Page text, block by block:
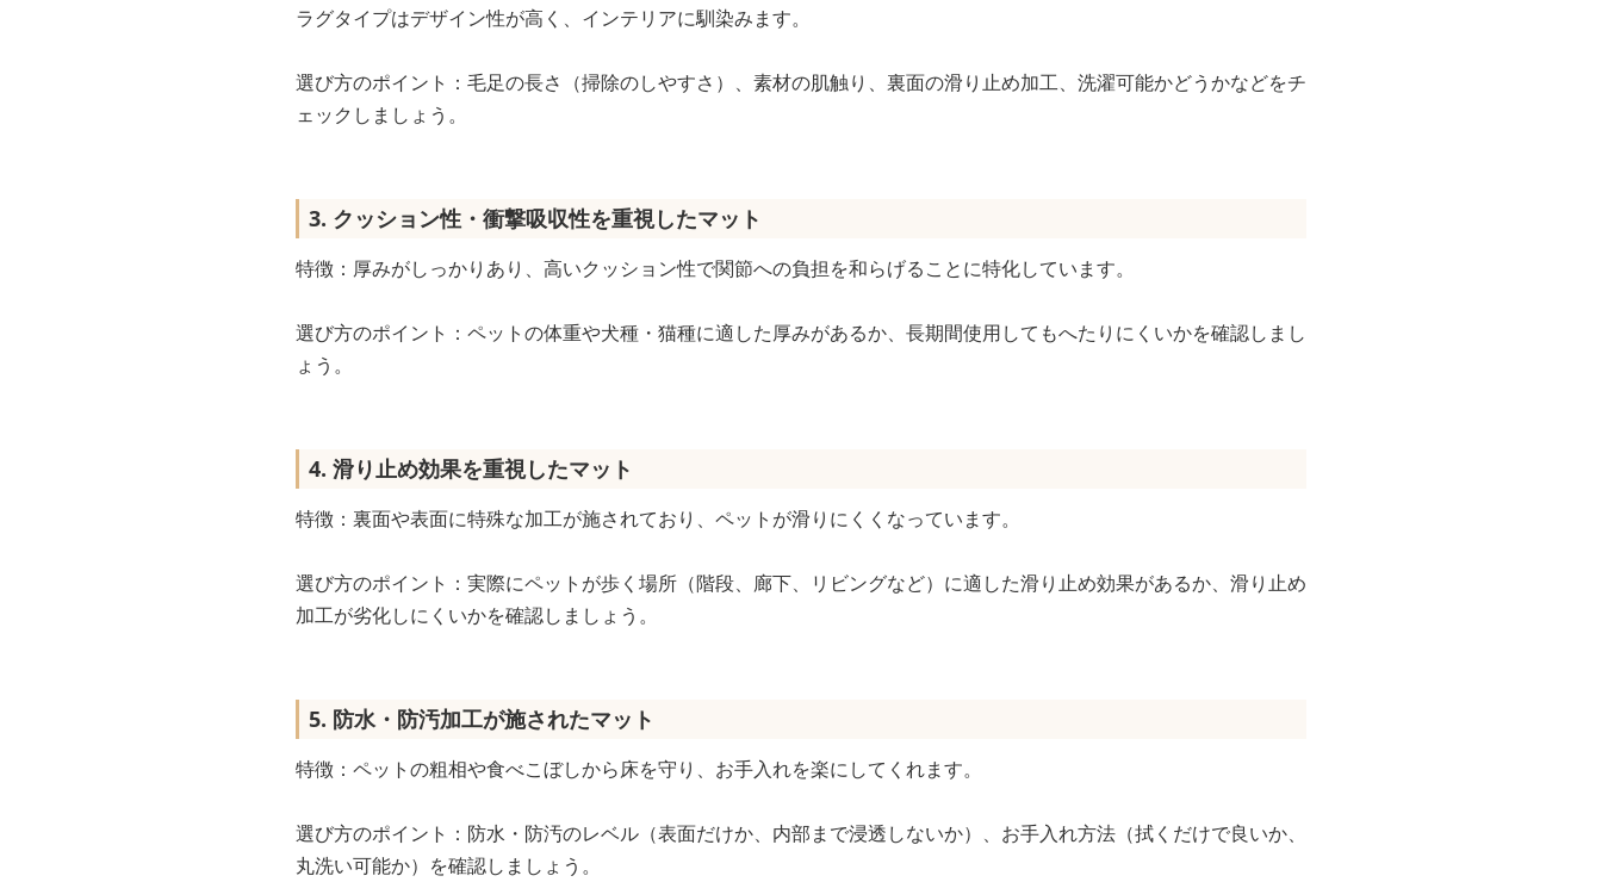
ラグタイプはデザイン性が高く、インテリアに馴染みます。
選び方のポイント：毛足の長さ（掃除のしやすさ）、素材の肌触り、裏面の滑り止め加工、洗濯可能かどうかなどをチ
ェックしましょう。
3. クッション性・衝撃吸収性を重視したマット
特徴：厚みがしっかりあり、高いクッション性で関節への負担を和らげることに特化しています。
選び方のポイント：ペットの体重や犬種・猫種に適した厚みがあるか、長期間使用してもへたりにくいかを確認しまし
ょう。
4. 滑り止め効果を重視したマット
特徴：裏面や表面に特殊な加工が施されており、ペットが滑りにくくなっています。
選び方のポイント：実際にペットが歩く場所（階段、廊下、リビングなど）に適した滑り止め効果があるか、滑り止め
加工が劣化しにくいかを確認しましょう。
5. 防水・防汚加工が施されたマット
特徴：ペットの粗相や食べこぼしから床を守り、お手入れを楽にしてくれます。
選び方のポイント：防水・防汚のレベル（表面だけか、内部まで浸透しないか）、お手入れ方法（拭くだけで良いか、
丸洗い可能か）を確認しましょう。